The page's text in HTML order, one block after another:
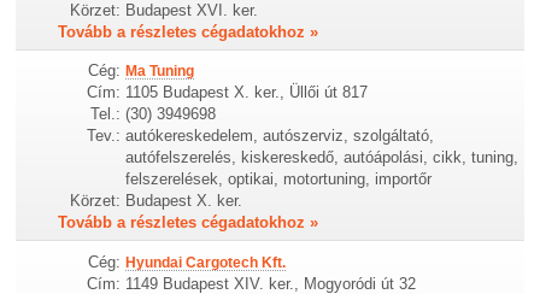
Körzet: Budapest XVI. ker.
Tovább a részletes cégadatokhoz »
Cég: Ma Tuning
Cím: 1105 Budapest X. ker., Üllői út 817
Tel.: (30) 3949698
Tev.: autókereskedelem, autószerviz, szolgáltató,
autófelszerelés, kiskereskedő, autóápolási, cikk, tuning,
felszerelések, optikai, motortuning, importőr
Körzet: Budapest X. ker.
Tovább a részletes cégadatokhoz »
Cég: Hyundai Cargotech Kft.
Cím: 1149 Budapest XIV. ker., Mogyoródi út 32